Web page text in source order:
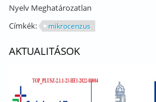
Nyelv Meghatározatlan
Címkék:
mikrocenzus
AKTUALITÁSOK